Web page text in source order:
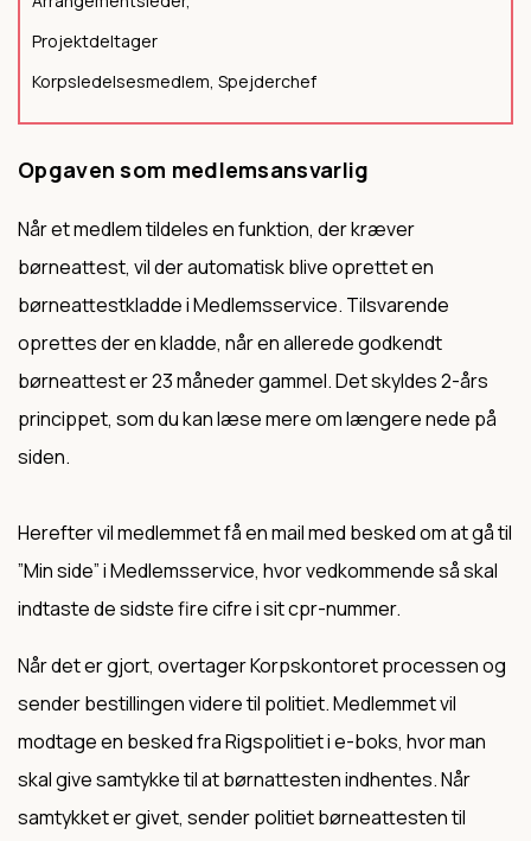
Projektdeltager
Korpsledelsesmedlem, Spejderchef
Opgaven som medlemsansvarlig
Når et medlem tildeles en funktion, der kræver
børneattest, vil der automatisk blive oprettet en
børneattestkladde i Medlemsservice. Tilsvarende
oprettes der en kladde, når en allerede godkendt
børneattest er 23 måneder gammel. Det skyldes 2-års
princippet, som du kan læse mere om længere nede på
siden.
Herefter vil medlemmet få en mail med besked om at gå til
”Min side” i Medlemsservice, hvor vedkommende så skal
indtaste de sidste fire cifre i sit cpr-nummer.
Når det er gjort, overtager Korpskontoret processen og
sender bestillingen videre til politiet. Medlemmet vil
modtage en besked fra Rigspolitiet i e-boks, hvor man
skal give samtykke til at børnattesten indhentes. Når
samtykket er givet, sender politiet børneattesten til